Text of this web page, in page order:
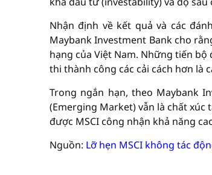
Nhận định về kết quả và các
Maybank Investment Bank cho
hạng của Việt Nam. Những tiến
thi thành công các cải cách hơn là
Trong ngắn hạn, theo Maybank
(Emerging Market) vẫn là chất
được MSCI công nhận khả năng
Nguồn: Lỡ hẹn MSCI không tác